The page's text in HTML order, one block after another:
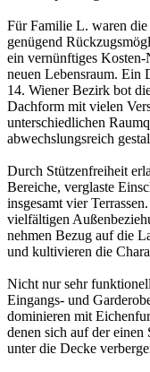
Für Familie L. waren
genügend
ein vernünftiges Kosten-
neuen Lebensraum. Ein
14. Wiener Bezirk bot
Dachform mit vielen
unterschiedlichen
abwechslungsreich
Durch Stützenfreiheit
Bereiche, verglaste
insgesamt vier
vielfältigen
nehmen Bezug auf die
und kultivieren die
Nicht nur sehr
Eingangs- und
dominieren mit
denen sich auf der
unter die Decke